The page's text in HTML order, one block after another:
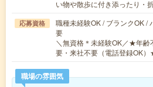
い物や散歩に付き添ったり・
応募資格
職種未経験OK / ブランクOK /
要
＼無資格＊未経験OK／★年
要・来社不要（電話登録OK
職場の雰囲気